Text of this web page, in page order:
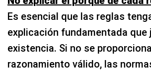
Es esencial que las reglas
explicación fundamentada
existencia. Si no se
razonamiento válido, las